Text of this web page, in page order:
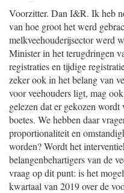
Voorzitter. Dan I&R. Ik heb
van hoe groot het werd
melkveehouderijsector werd
Minister in het terugdringen
registraties en tijdige
zeker ook in het belang van
voor veehouders ligt, mag
gelezen dat er gekozen
boetes. We hebben daar
proportionaliteit en
worden? Wordt het
belangenbehartigers van de
vraag op dit punt: is het
kwartaal van 2019 over de